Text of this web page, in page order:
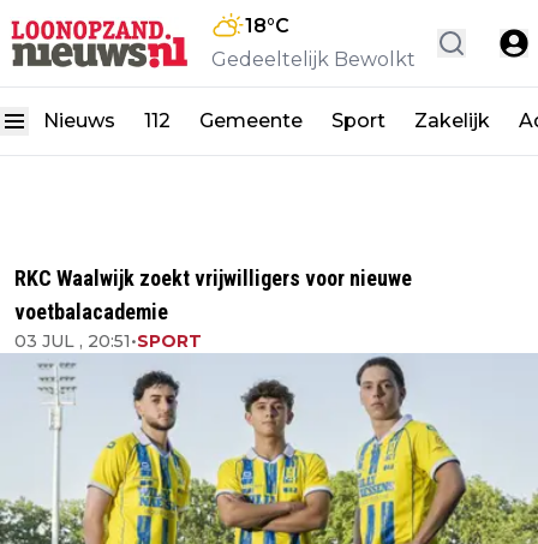
18°C
Gedeeltelijk Bewolkt
Nieuws 112 Gemeente Sport Zakelijk
RKC Waalwijk zoekt vrijwilligers voor nieuwe
voetbalacademie
03 JUL , 20:51•SPORT